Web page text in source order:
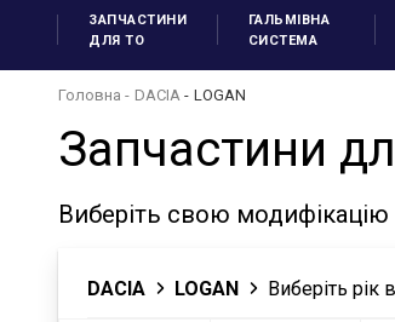
ЗАПЧАСТИНИ
ДЛЯ ТО
ГАЛЬМІВНА
СИСТЕМА
Головна DACIA LOGAN
Запчастини
Виберіть свою модифікацію
DACIA LOGAN Виберіть рік